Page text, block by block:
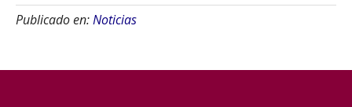
Publicado en:Noticias